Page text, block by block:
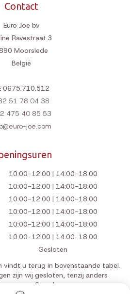
Contact
Euro Joe bv
Ravestraat 3
Moorslede
België
0675.710.512
51 78 04 38
475 40 85 53
joe.com
10:00-12:00 | 14:00-18:00
10:00-12:00 | 14:00-18:00
10:00-12:00 | 14:00-18:00
10:00-12:00 | 14:00-18:00
10:00-12:00 | 14:00-18:00
10:00-12:00 | 14:00-18:00
Gesloten
vindt u terug in bovenstaande tabel.
zijn wij gesloten, tenzij anders
op Google.